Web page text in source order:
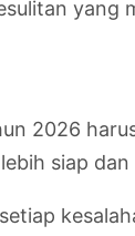
2026
siap